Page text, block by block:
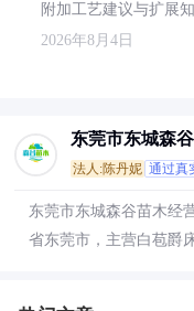
附加工艺建议与扩展知
2026年8月4日
东莞市东城森
户)
法人:陈丹妮 通过真
东莞市东城森谷苗木经
省东莞市，主营白苞爵